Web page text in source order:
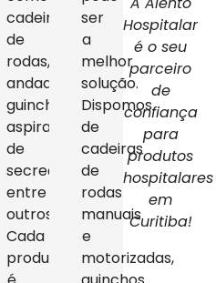
cadeiras
de
rodas,
andadores,
guinchos,
aspiradores
de
secreção,
entre
outros.
Cada
produto
ser
a
melhor
solução.
Dispomos
de
cadeiras
de
rodas
manuais
e
motorizadas,
Hospitalar
é o seu
parceiro
de
confiança
para
produtos
hospitalares
em
Curitiba!